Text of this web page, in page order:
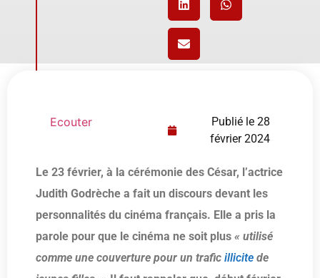
Ecouter Publié le 28
février 2024
Le 23 février, à la cérémonie des César, l’actrice
Judith Godrèche a fait un discours devant les
personnalités du cinéma français. Elle a pris la
parole pour que le cinéma ne soit plus « utilisé
comme une couverture pour un trafic illicite de